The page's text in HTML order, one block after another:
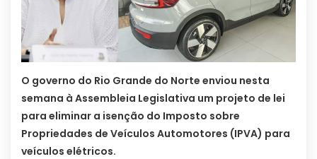
O governo do Rio Grande do Norte enviou nesta
semana à Assembleia Legislativa um projeto de lei
para eliminar a isenção do Imposto sobre
Propriedades de Veículos Automotores (IPVA) para
veículos elétricos.